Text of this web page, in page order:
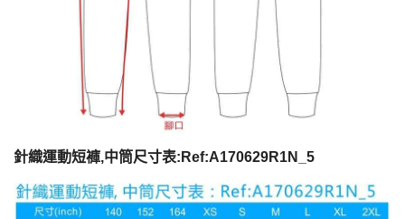
針織運動短褲,中筒尺寸表:Ref:A170629R1N_5